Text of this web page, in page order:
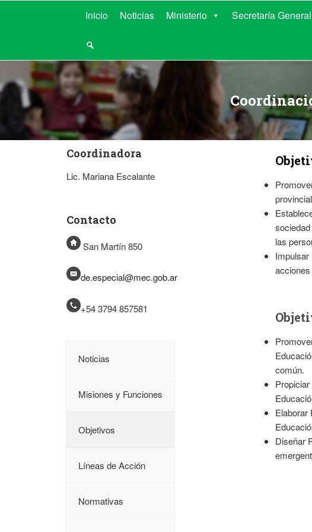
MINISTERIO DE
Inicio Noticias Ministerio Secretaría General
Coordinadora
Lic. Mariana Escalante
Contacto
San Martín 850
de.especial@mec.gob.ar
+54 3794857581
Noticias
Misiones y Funciones
Objetivos
Líneas de Acción
Normativas
las
común.
Elaborar
Diseñar